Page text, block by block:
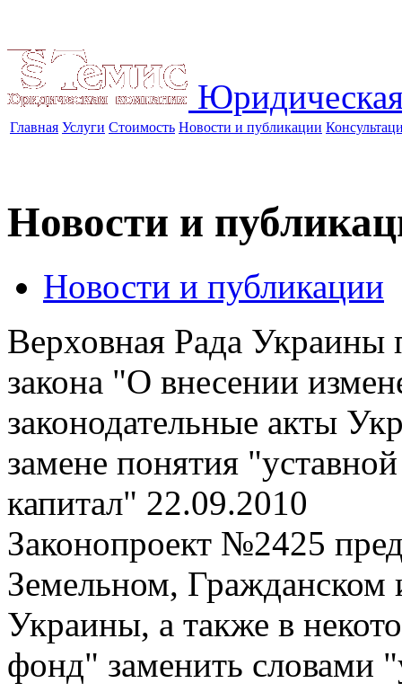
Главная Услуги Стоимость Новости и публикации
Новости и
Новости и публикации
Верховная Рада Украины
закона "О внесении
законодательные акты
замене понятия
капитал" 22.09.2010
Законопроект №2425
Земельном, Гражданском
Украины, а также в
фонд" заменить словами